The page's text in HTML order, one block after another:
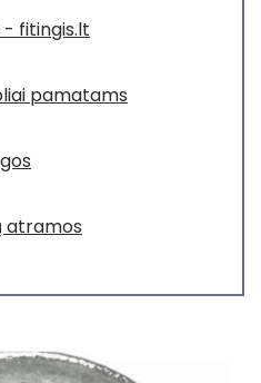
- fitingis.lt
pamatams
atramos